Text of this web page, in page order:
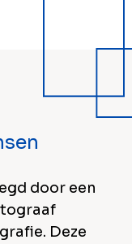
door een
Deze